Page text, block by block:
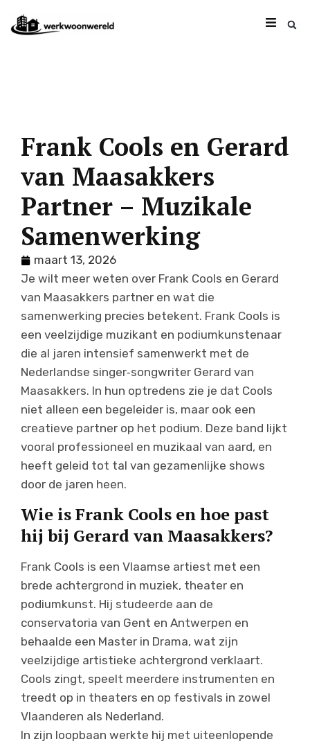
Frank Cools en Gerard
van Maasakkers
Partner – Muzikale
Samenwerking
maart 13, 2026
Je wilt meer weten over Frank Cools en Gerard
van Maasakkers partner en wat die
samenwerking precies betekent. Frank Cools is
een veelzijdige muzikant en podiumkunstenaar
die al jaren intensief samenwerkt met de
Nederlandse singer‑songwriter Gerard van
Maasakkers. In hun optredens zie je dat Cools
niet alleen een begeleider is, maar ook een
creatieve partner op het podium. Deze band lijkt
vooral professioneel en muzikaal van aard, en
heeft geleid tot tal van gezamenlijke shows
door de jaren heen.
Wie is Frank Cools en hoe past
hij bij Gerard van Maasakkers?
Frank Cools is een Vlaamse artiest met een
brede achtergrond in muziek, theater en
podiumkunst. Hij studeerde aan de
conservatoria van Gent en Antwerpen en
behaalde een Master in Drama, wat zijn
veelzijdige artistieke achtergrond verklaart.
Cools zingt, speelt meerdere instrumenten en
treedt op in theaters en op festivals in zowel
Vlaanderen als Nederland.
In zijn loopbaan werkte hij met uiteenlopende